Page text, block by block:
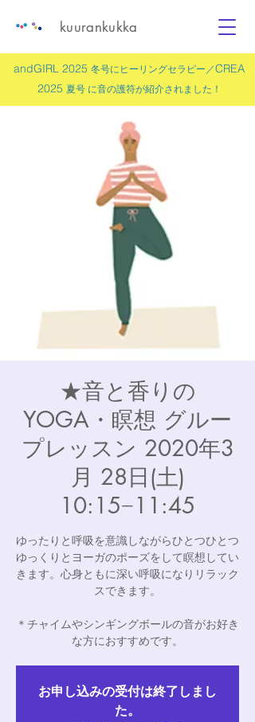
andGIRL 2025 冬号にヒーリングセラピー／CREA
2025 夏号 に音の護符が紹介されました！
kuurankukka
★音と香りの
YOGA・瞑想 グルー
プレッスン 2020年3
月 28日(土)
10:15−11:45
ゆったりと呼吸を意識しながらひとつひとつ
ゆっくりとヨーガのポーズをして瞑想してい
きます。​心身ともに深い呼吸になりリラック
スできます。
＊チャイムやシンギングボールの音がお好き
な方におすすめです。
お申し込みの受付は終了しまし
た。